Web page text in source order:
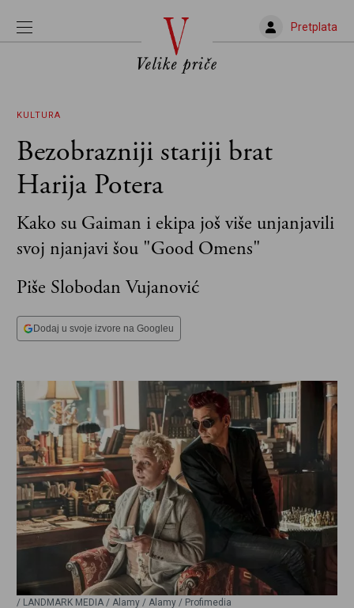
Pretplata
KULTURA
Bezobrazniji stariji brat
Harija Potera
Kako su Gaiman i ekipa još više unjanjavili
svoj njanjavi šou "Good Omens"
Piše Slobodan Vujanović
Dodaj u svoje izvore na Googleu
/ LANDMARK MEDIA / Alamy / Alamy / Profimedia